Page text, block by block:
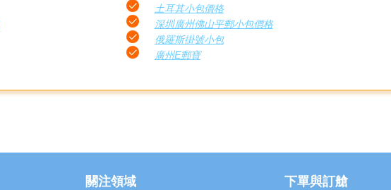
土耳其小包價格
深圳廣州佛山平郵小包價格
俄羅斯掛號小包
廣州E郵寶
關注領域 下單與訂艙